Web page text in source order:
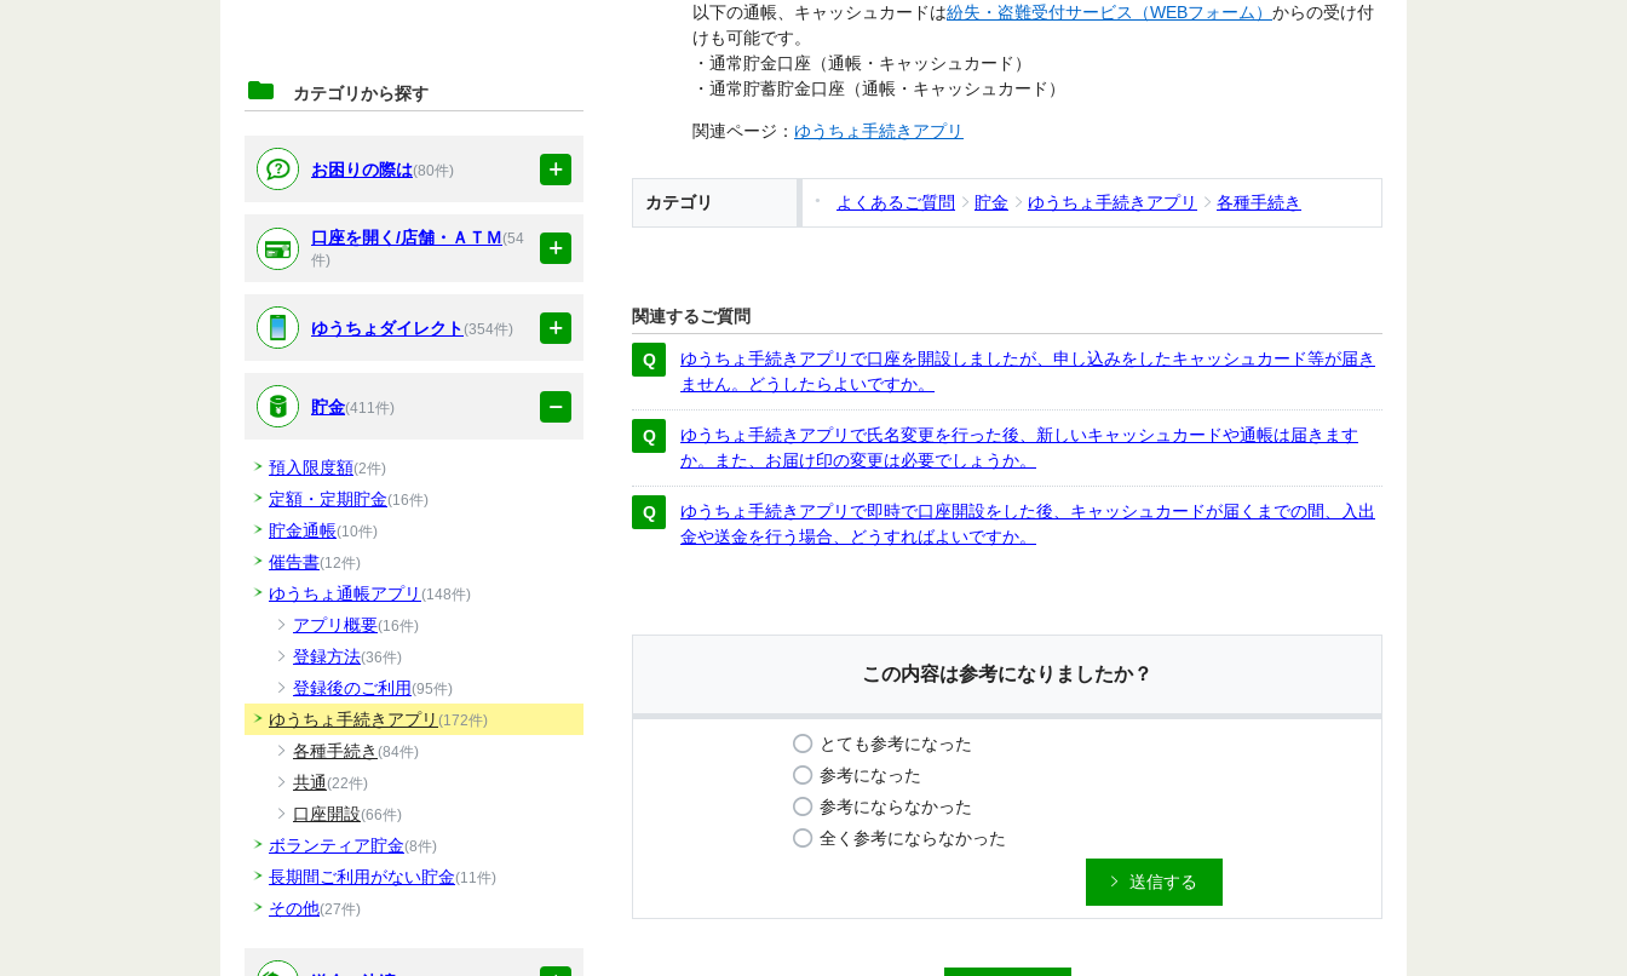
カテゴリから探す
お困りの際は(80件)
口座を開く/店舗・ＡＴＭ(54
件)
ゆうちょダイレクト(354件)
貯金(411件)
預入限度額(2件)
定額・定期貯金(16件)
貯金通帳(10件)
催告書(12件)
ゆうちょ通帳アプリ (148件)
アプリ概要(16件)
登録方法(36件)
登録後のご利用(95件)
ゆうちょ手続きアプリ (172件)
各種手続き (84件)
共通(22件)
口座開設(66件)
ボランティア貯金(8件)
長期間ご利用がない貯金(11件)
その他(27件)
以下の通帳、キャッシュカードは紛失・盗難受付サービス（WEBフォーム） からの受け付
けも可能です。
・通常貯金口座（通帳・キャッシュカード）
・通常貯蓄貯金口座（通帳・キャッシュカード）
関連ページ： ゆうちょ手続きアプリ
カテゴリ よくあるご質問 貯金 ゆうちょ手続きアプリ 各種手続き
関連するご質問
ゆうちょ手続きアプリで口座を開設しましたが、申し込みをしたキャッシュカード等が届き
ません。どうしたらよいですか。
ゆうちょ手続きアプリで氏名変更を行った後、新しいキャッシュカードや通帳は届きます
か。また、お届け印の変更は必要でしょうか。
ゆうちょ手続きアプリで即時で口座開設をした後、キャッシュカードが届くまでの間、入出
金や送金を行う場合、どうすればよいですか。
この内容は参考になりましたか？
とても参考になった
参考になった
参考にならなかった
全く参考にならなかった
送信する